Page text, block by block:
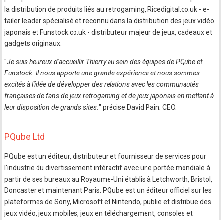
la distribution de produits liés au retrogaming, Ricedigital.co.uk - e-
tailer leader spécialisé et reconnu dans la distribution des jeux vidéo
japonais et Funstock.co.uk - distributeur majeur de jeux, cadeaux et
gadgets originaux.
"Je suis heureux d'accueillir Thierry au sein des équipes de PQube et
Funstock. Il nous apporte une grande expérience et nous sommes
excités à l'idée de développer des relations avec les communautés
françaises de fans de jeux retrogaming et de jeux japonais en mettant à
leur disposition de grands sites." précise David Pain, CEO.
PQube Ltd
PQube est un éditeur, distributeur et fournisseur de services pour
l'industrie du divertissement intéractif avec une portée mondiale à
partir de ses bureaux au Royaume-Uni établis à Letchworth, Bristol,
Doncaster et maintenant Paris. PQube est un éditeur officiel sur les
plateformes de Sony, Microsoft et Nintendo, publie et distribue des
jeux vidéo, jeux mobiles, jeux en téléchargement, consoles et